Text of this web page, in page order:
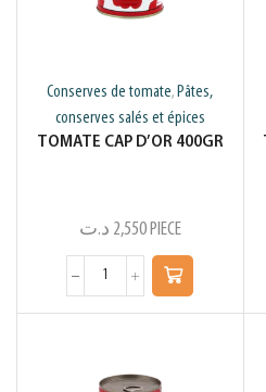
Conserves de tomate, Pâtes,
conserves salés et épices
TOMATE CAP D’OR 400GR
2,550 د.ت PIECE